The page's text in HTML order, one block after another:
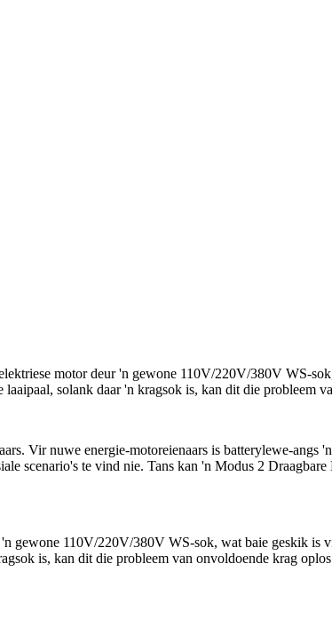
motor deur 'n gewone 110V/220V/380V WS-
solank daar 'n kragsok is, kan dit die probleem
Vir nuwe energie-motoreienaars is batterylewe-angs
scenario's te vind nie. Tans kan 'n Modus 2 Draagbare
gewone 110V/220V/380V WS-sok, wat baie geskik is
is, kan dit die probleem van onvoldoende krag